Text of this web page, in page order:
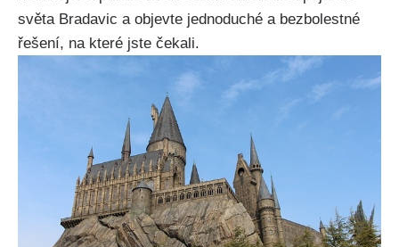
světa Bradavic a objevte jednoduché⁤ a bezbolestné
řešení, na ‍které jste čekali.